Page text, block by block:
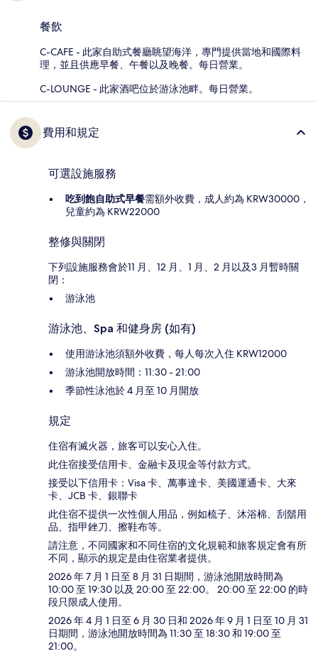
餐飲
C-CAFE - 此家自助式餐廳眺望海洋，專門提供當地和國際料
理，並且供應早餐、午餐以及晚餐。每日營業。
C-LOUNGE - 此家酒吧位於游泳池畔。每日營業。
費用和規定
可選設施服務
吃到飽自助式早餐需額外收費，成人約為 KRW30000，
兒童約為 KRW22000
整修與關閉
下列設施服務會於11 月、12 月、1 月、2 月以及3 月暫時關
閉：
游泳池
游泳池、Spa 和健身房 (如有)
使用游泳池須額外收費，每人每次入住 KRW12000
游泳池開放時間：11:30 - 21:00
季節性泳池於 4 月至 10 月開放
規定
住宿有滅火器，旅客可以安心入住。
此住宿接受信用卡、金融卡及現金等付款方式。
接受以下信用卡：Visa 卡、萬事達卡、美國運通卡、大來
卡、JCB 卡、銀聯卡
此住宿不提供一次性個人用品，例如梳子、沐浴棉、刮鬍用
品、指甲銼刀、擦鞋布等。
請注意，不同國家和不同住宿的文化規範和旅客規定會有所
不同，顯示的規定是由住宿業者提供。
2026 年 7 月 1 日至 8 月 31 日期間，游泳池開放時間為
10:00 至 19:30 以及 20:00 至 22:00。 20:00 至 22:00 的時
段只限成人使用。
2026 年 4 月 1 日至 6 月 30 日和 2026 年 9 月 1 日至 10 月 31
日期間，游泳池開放時間為 11:30 至 18:30 和 19:00 至
21:00。